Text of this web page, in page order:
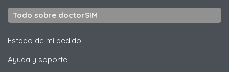
Todo sobre doctorSIM
Estado de mi pedido
Ayuda y soporte